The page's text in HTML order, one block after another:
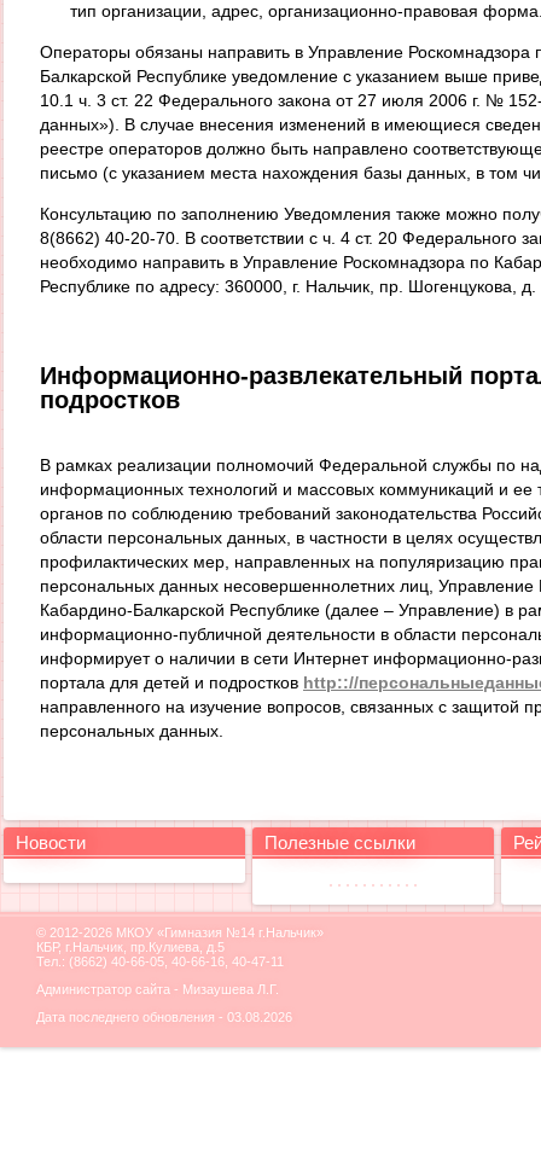
тип организации, адрес, организационно-правовая
Операторы обязаны направить в Управление Роскомнадзора
Балкарской Республике уведомление с указанием выше
10.1 ч. 3 ст. 22 Федерального закона от 27 июля 2006 г. №
данных»). В случае внесения изменений в имеющиеся
реестре операторов должно быть направлено
письмо (с указанием места нахождения базы данных, в том
Консультацию по заполнению Уведомления также можно
8(8662) 40-20-70. В соответствии с ч. 4 ст. 20 Федерального
необходимо направить в Управление Роскомнадзора по
Республике по адресу: 360000, г. Нальчик, пр. Шогенцукова,
Информационно-развлекательный
подростков
В рамках реализации полномочий Федеральной службы по
информационных технологий и массовых коммуникаций и ее
органов по соблюдению требований законодательства
области персональных данных, в частности в целях
профилактических мер, направленных на популяризацию
персональных данных несовершеннолетних лиц, Управление
Кабардино-Балкарской Республике (далее – Управление) в
информационно-публичной деятельности в области
информирует о наличии в сети Интернет информационно-
портала для детей и подростков http:://
направленного на изучение вопросов, связанных с защитой
персональных данных.
Новости Полезные ссылки
© 2012-2026 МКОУ «Гимназия №14 г.Нальчик»
КБР, г.Нальчик, пр.Кулиева, д.5
Тел.: (8662) 40-66-05, 40-66-16, 40-47-11
Администратор сайта - Мизаушева Л.Г.
Дата последнего обновления - 03.08.2026